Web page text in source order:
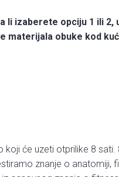
li izaberete opciju 1 ili
materijala obuke kod
će uzeti otprilike 8
znanje o anatomiji,